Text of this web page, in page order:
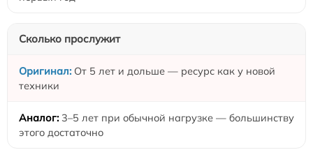
Сколько прослужит
От 5 лет и дольше — ресурс как у новой
техники
3–5 лет при обычной нагрузке — большинству
этого достаточно